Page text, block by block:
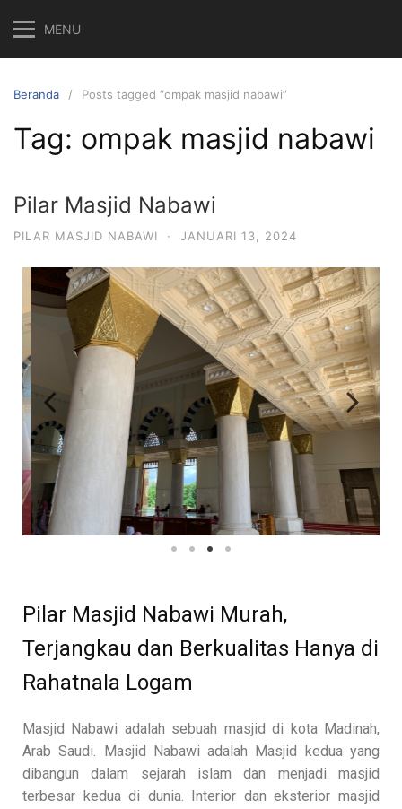
MENU
Beranda Posts tagged “ompak masjid nabawi”
Tag: ompak masjid nabawi
Pilar Masjid Nabawi
PILAR MASJID NABAWI · JANUARI 13, 2024
Pilar Masjid Nabawi Murah,
Terjangkau dan Berkualitas Hanya di
Rahatnala Logam
Masjid Nabawi adalah sebuah masjid di kota Madinah,
Arab Saudi. Masjid Nabawi adalah Masjid kedua yang
dibangun dalam sejarah islam dan menjadi masjid
terbesar kedua di dunia. Interior dan eksterior masjid